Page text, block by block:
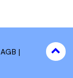
AGB
to
top